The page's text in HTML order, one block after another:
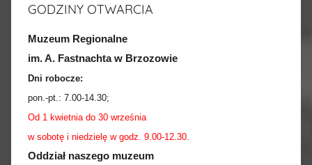
GODZINY OTWARCIA
Muzeum Regionalne
im. A. Fastnachta w Brzozowie
Dni robocze:
pon.-pt.: 7.00-14.30;
Od 1 kwietnia do 30 września
w sobotę i niedzielę w godz. 9.00-12.30.
Oddział naszego muzeum